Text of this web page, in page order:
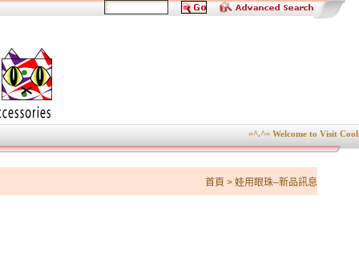
=^.^= Welcome to Visit
首頁 > 娃用眼珠–新品訊息